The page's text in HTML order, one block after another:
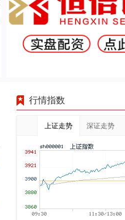
行情指数
上证走势 深证走势